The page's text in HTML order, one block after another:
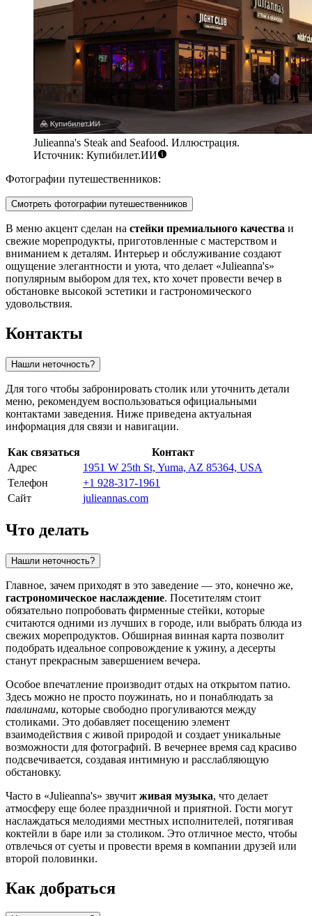
Julieanna's Steak and Seafood. Иллюстрация.
Источник: Купибилет.ИИ
Фотографии путешественников:
Смотреть фотографии путешественников
В меню акцент сделан на стейки премиального качества и
свежие морепродукты, приготовленные с мастерством и
вниманием к деталям. Интерьер и обслуживание создают
ощущение элегантности и уюта, что делает «Julieanna's»
популярным выбором для тех, кто хочет провести вечер в
обстановке высокой эстетики и гастрономического
удовольствия.
Контакты
Нашли неточность?
Для того чтобы забронировать столик или уточнить детали
меню, рекомендуем воспользоваться официальными
контактами заведения. Ниже приведена актуальная
информация для связи и навигации.
Как связаться
Контакт
Адрес
1951 W 25th St, Yuma, AZ 85364, USA
Телефон
+1 928-317-1961
Сайт
julieannas.com
Что делать
Нашли неточность?
Главное, зачем приходят в это заведение — это, конечно же,
гастрономическое наслаждение. Посетителям стоит
обязательно попробовать фирменные стейки, которые
считаются одними из лучших в городе, или выбрать блюда из
свежих морепродуктов. Обширная винная карта позволит
подобрать идеальное сопровождение к ужину, а десерты
станут прекрасным завершением вечера.
Особое впечатление производит отдых на открытом патио.
Здесь можно не просто поужинать, но и понаблюдать за
павлинами, которые свободно прогуливаются между
столиками. Это добавляет посещению элемент
взаимодействия с живой природой и создает уникальные
возможности для фотографий. В вечернее время сад красиво
подсвечивается, создавая интимную и расслабляющую
обстановку.
Часто в «Julieanna's» звучит живая музыка, что делает
атмосферу еще более праздничной и приятной. Гости могут
наслаждаться мелодиями местных исполнителей, потягивая
коктейли в баре или за столиком. Это отличное место, чтобы
отвлечься от суеты и провести время в компании друзей или
второй половинки.
Как добраться